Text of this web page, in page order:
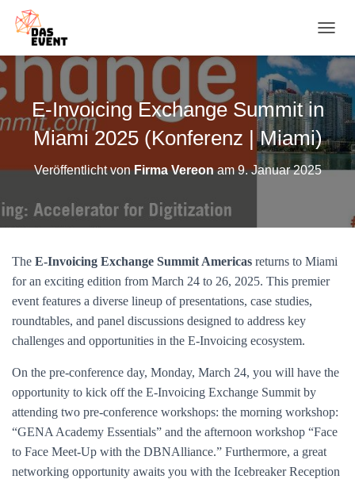
A
V
G
T
I
O
A
L
E-Invoicing Exchange Summit in
Miami 2025 (Konferenz | Miami)
Veröffentlicht vonFirma Vereonam9. Januar 2025
The E-Invoicing Exchange Summit Americas returns to Miami
for an exciting edition from March 24 to 26, 2025. This premier
event features a diverse lineup of presentations, case studies,
roundtables, and panel discussions designed to address key
challenges and opportunities in the E-Invoicing ecosystem.
On the pre-conference day, Monday, March 24, you will have the
opportunity to kick off the E-Invoicing Exchange Summit by
attending two pre-conference workshops: the morning workshop:
“GENA Academy Essentials” and the afternoon workshop “Face
to Face Meet-Up with the DBNAlliance.” Furthermore, a great
networking opportunity awaits you with the Icebreaker Reception